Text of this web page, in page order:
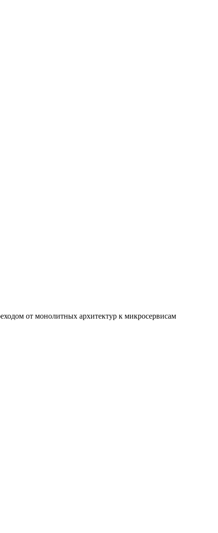
от монолитных архитектур к микросервисам